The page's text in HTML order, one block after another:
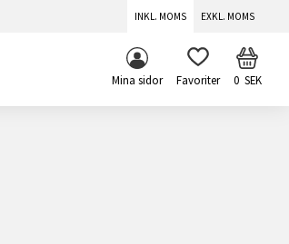
INKL. MOMS EXKL. MOMS
Mina sidor FAVORITER 0SEK